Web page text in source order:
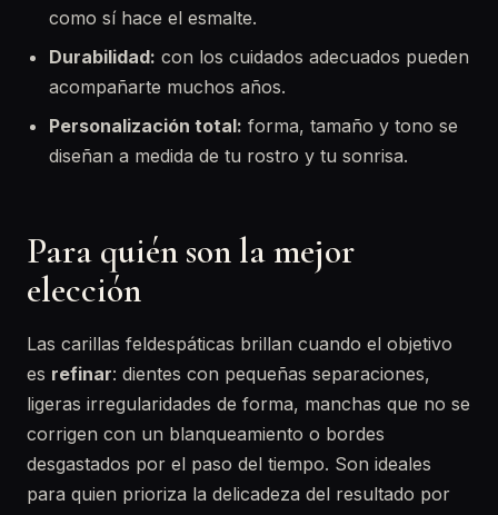
como sí hace el esmalte.
Durabilidad: con los cuidados adecuados pueden
acompañarte muchos años.
Personalización total: forma, tamaño y tono se
diseñan a medida de tu rostro y tu sonrisa.
Para quién son la mejor
elección
Las carillas feldespáticas brillan cuando el objetivo
es refinar: dientes con pequeñas separaciones,
ligeras irregularidades de forma, manchas que no se
corrigen con un blanqueamiento o bordes
desgastados por el paso del tiempo. Son ideales
para quien prioriza la delicadeza del resultado por